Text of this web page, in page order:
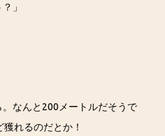
」
なんと200メートルだそうで
れるのだとか！